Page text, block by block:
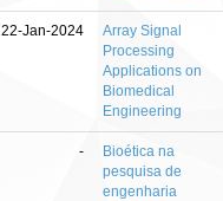
22-Jan-2024
Array Signal
Processing
Applications on
Biomedical
Engineering
-
Bioética na
pesquisa de
engenharia